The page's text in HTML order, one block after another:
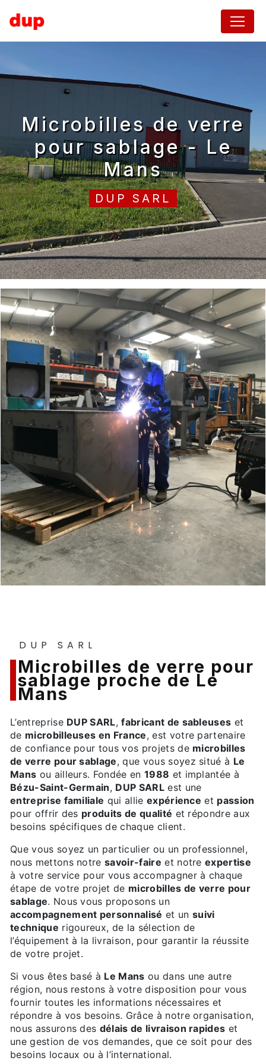
microbilles de verre
pour sablage - Le
Mans
DUP SARL
DUP SARL
microbilles de verre pour
sablage proche de Le
Mans
L’entreprise DUP SARL,fabricant de sableuses et
de microbilleuses en France, est votre partenaire
de confiance pour tous vos projets de microbilles
de verre pour sablage, que vous soyez situé à Le
Mans ou ailleurs. Fondée en 1988 et implantée à
Bézu-Saint-Germain, DUP SARLest une
entreprise familiale qui allie expérience et passion
pour offrir des produits de qualité et répondre aux
besoins spécifiques de chaque client.
Que vous soyez un particulier ou un professionnel,
nous mettons notresavoir-faire et notreexpertise
à votre service pour vous accompagner à chaque
étape de votre projet de microbilles de verre pour
sablage. Nous vous proposons un
accompagnement personnalisé et un suivi
technique rigoureux, de la sélection de
l’équipement à la livraison, pour garantir la réussite
de votre projet.
Si vous êtes basé à Le Mans ou dans une autre
région, nous restons à votre disposition pour vous
fournir toutes les informations nécessaires et
répondre à vos besoins. Grâce à notre organisation,
nous assurons des délais de livraison rapides et
une gestion de vos demandes, que ce soit pour des
besoins locaux ou à l’international.